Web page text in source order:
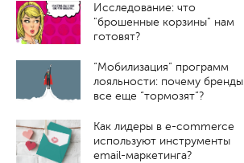
Исследование: что
"брошенные корзины" нам
готовят?
“Мобилизация” программ
лояльности: почему бренды
все еще “тормозят”?
Как лидеры в e-commerce
используют инструменты
email-маркетинга?